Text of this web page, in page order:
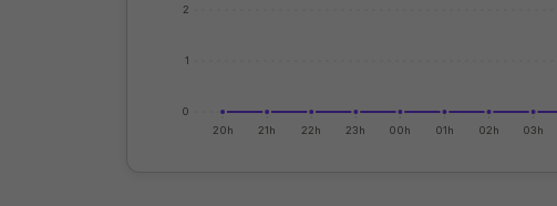
0
1
2
20h 21h 22h 23h 00h 01h 02h 03h